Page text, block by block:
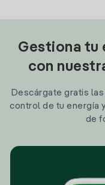
Gestiona tu
con
Descárgate gratis
control de tu energía
de